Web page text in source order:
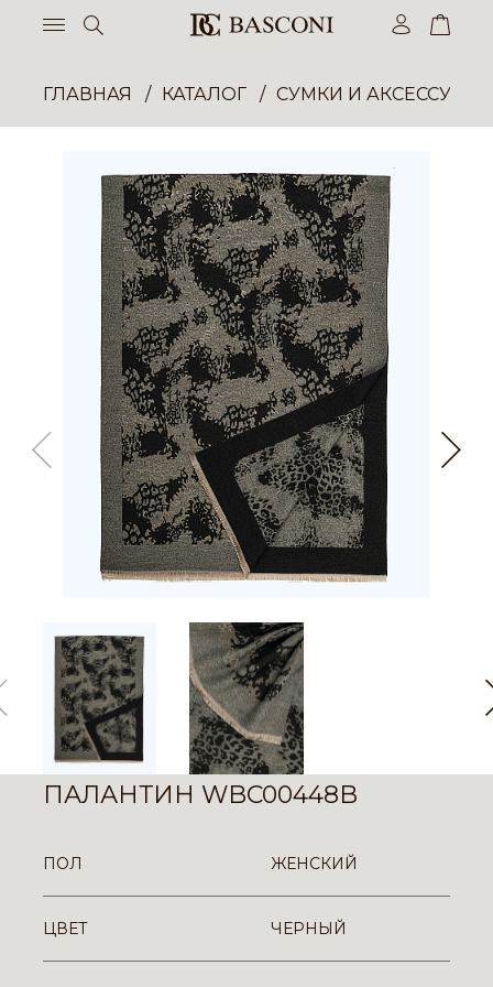
ГЛАВНАЯ КАТАЛОГ СУМКИ И
ПАЛАНТИН WBC00448B
ПОЛ ЖЕНСКИЙ
ЦВЕТ ЧЕРНЫЙ